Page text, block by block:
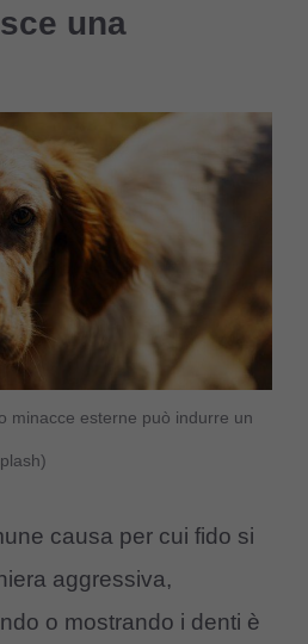
una
minacce esterne può indurre un
causa per cui fido si
aggressiva,
o mostrando i denti è